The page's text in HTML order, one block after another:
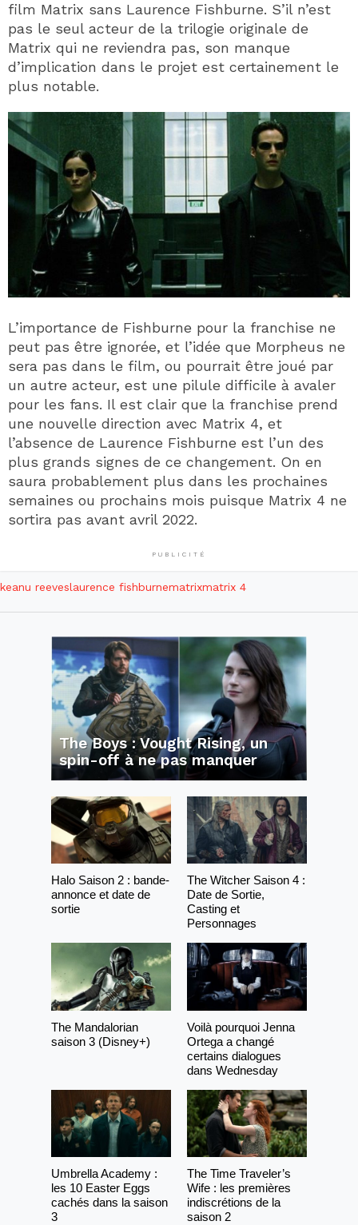
film Matrix sans Laurence Fishburne. S’il n’est
pas le seul acteur de la trilogie originale de
Matrix qui ne reviendra pas, son manque
d’implication dans le projet est certainement le
plus notable.
L’importance de Fishburne pour la franchise ne
peut pas être ignorée, et l’idée que Morpheus ne
sera pas dans le film, ou pourrait être joué par
un autre acteur, est une pilule difficile à avaler
pour les fans. Il est clair que la franchise prend
une nouvelle direction avec Matrix 4, et
l’absence de Laurence Fishburne est l’un des
plus grands signes de ce changement. On en
saura probablement plus dans les prochaines
semaines ou prochains mois puisque Matrix 4 ne
sortira pas avant avril 2022.
PUBLICITÉ
keanu reeveslaurence fishburnematrixmatrix 4
The Boys : Vought Rising, un
spin-off à ne pas manquer
Halo Saison 2 : bande-
annonce et date de
sortie
The Witcher Saison 4 :
Date de Sortie,
Casting et
Personnages
The Mandalorian
saison 3 (Disney+)
Voilà pourquoi Jenna
Ortega a changé
certains dialogues
dans Wednesday
Umbrella Academy :
les 10 Easter Eggs
cachés dans la saison
3
The Time Traveler’s
Wife : les premières
indiscrétions de la
saison 2